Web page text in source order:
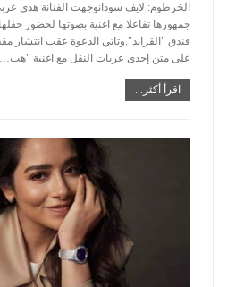
الخرطوم: لايف سودانوجهت الفنانة هدى
جمهورها تفاعلا مع اغنية بصوتها لحضور
فندق "القراند".وتاتي الدعوة عقب انتشار
على متن إحدى عربات النقل مع اغنية "هب…
اقرأ أكثر...